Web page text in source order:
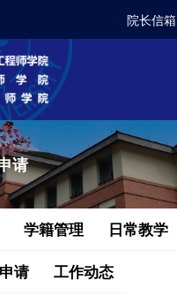
院长信箱
请
学籍管理 日常教学
请 工作动态